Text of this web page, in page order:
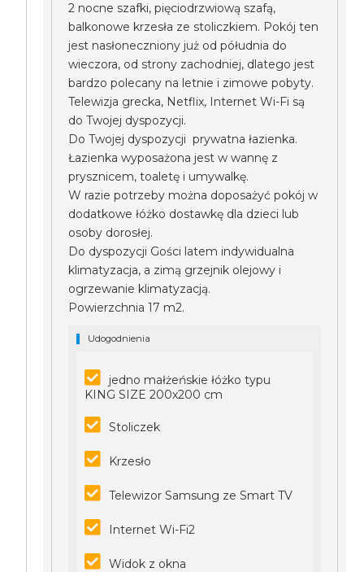
2 nocne szafki, pięciodrzwiową szafą,
balkonowe krzesła ze stoliczkiem. Pokój ten
jest nasłoneczniony już od półudnia do
wieczora, od strony zachodniej, dlatego jest
bardzo polecany na letnie i zimowe pobyty.
Telewizja grecka, Netflix, Internet Wi-Fi są
do Twojej dyspozycji.
Do Twojej dyspozycji prywatna łazienka.
Łazienka wyposażona jest w wannę z
prysznicem, toaletę i umywalkę.
W razie potrzeby można doposażyć pokój w
dodatkowe łóżko dostawkę dla dzieci lub
osoby dorosłej.
Do dyspozycji Gości latem indywidualna
klimatyzacja, a zimą grzejnik olejowy i
ogrzewanie klimatyzacją.
Powierzchnia 17 m2.
Udogodnienia
jedno małżeńskie łóżko typu
KING SIZE 200x200 cm
Stoliczek
Krzesło
Telewizor Samsung ze Smart TV
Internet Wi-Fi2
Widok z okna